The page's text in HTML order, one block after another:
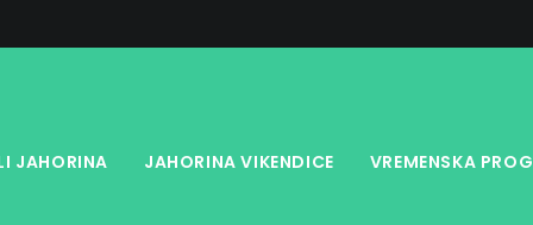
JAHORINA JAHORINA VIKENDICE VREMENSKA